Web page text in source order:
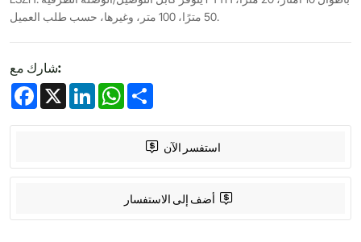
50 مترًا، 100 متر، وغيرها، حسب طلب العميل.
شارك مع:
Facebook
X LinkedInWhatsApp
استفسر الآن
أضف إلى الاستفسار